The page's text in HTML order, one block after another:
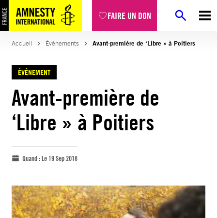
FAIRE UN DON
Accueil Évènements Avant-première de ‘Libre » à Poitiers
ÉVÈNEMENT
Avant-première de
‘Libre » à Poitiers
Quand :Le 19 Sep 2018